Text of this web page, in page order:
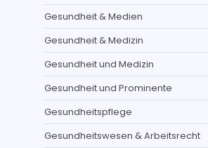
Gesundheit & Medien
Gesundheit & Medizin
Gesundheit und Medizin
Gesundheit und Prominente
Gesundheitspflege
Gesundheitswesen & Arbeitsrecht